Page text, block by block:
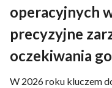
operacyjnych
precyzyjne
oczekiwania
W 2026 roku kluczem